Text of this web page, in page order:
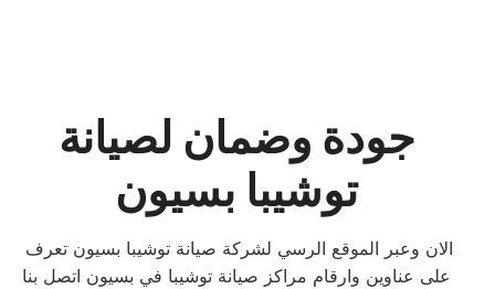
جودة وضمان لصيانة
توشيبا بسيون
على عناوين وارقام مراكز صيانة توشيبا في بسيون اتصل بنا